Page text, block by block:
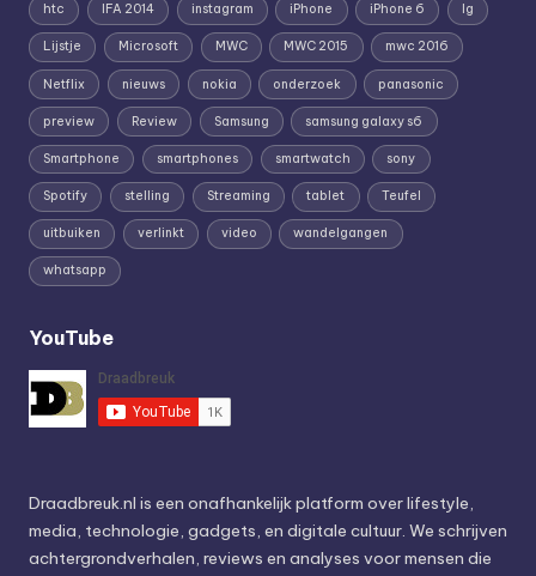
htc IFA 2014 instagram iPhone iPhone 6 lg
Lijstje Microsoft MWC MWC 2015 mwc 2016
Netflix nieuws nokia onderzoek panasonic
preview Review Samsung samsung galaxy s6
Smartphone smartphones smartwatch sony
Spotify stelling Streaming tablet Teufel
uitbuiken verlinkt video wandelgangen
whatsapp
YouTube
Draadbreuk.nl is een onafhankelijk platform over lifestyle,
media, technologie, gadgets, en digitale cultuur. We schrijven
achtergrondverhalen, reviews en analyses voor mensen die